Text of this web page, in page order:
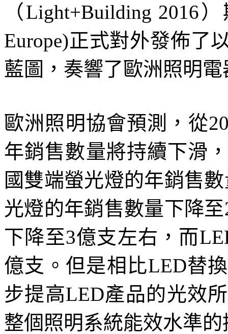
（Light+Building 2016
Europe)正式對外發佈了
藍圖，奏響了歐洲照明
歐洲照明協會預測，從
年銷售數量將持續下滑
國雙端螢光燈的年銷售
光燈的年銷售數量下降
下降至3億支左右，而
億支。但是相比LED替
步提高LED產品的光效
整個照明系統能效水準